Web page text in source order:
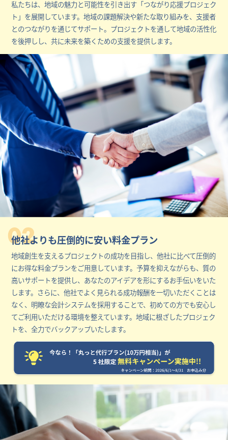
私たちは、地域の魅力と可能性を引き出す「つながり応援プロジェク
ト」を展開しています。地域の課題解決や新たな取り組みを、支援者
とのつながりを通じてサポート。プロジェクトを通して地域の活性化
を後押しし、共に未来を築くための支援を提供します。
02
他社よりも圧倒的に安い料金プラン
地域創生を支えるプロジェクトの成功を目指し、他社に比べて圧倒的
にお得な料金プランをご用意しています。予算を抑えながらも、質の
高いサポートを提供し、あなたのアイデアを形にするお手伝いをいた
します。さらに、他社でよく見られる成功報酬を一切いただくことは
なく、明瞭な会計システムを採用することで、初めての方でも安心し
てご利用いただける環境を整えています。地域に根ざしたプロジェク
トを、全力でバックアップいたします。